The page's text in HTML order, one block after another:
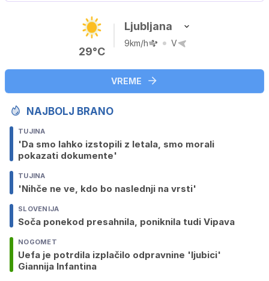
29°C
Ljubljana
9km/h V
VREME
NAJBOLJ BRANO
TUJINA
'Da smo lahko izstopili z letala, smo morali
pokazati dokumente'
TUJINA
'Nihče ne ve, kdo bo naslednji na vrsti'
SLOVENIJA
Soča ponekod presahnila, poniknila tudi Vipava
NOGOMET
Uefa je potrdila izplačilo odpravnine 'ljubici'
Giannija Infantina